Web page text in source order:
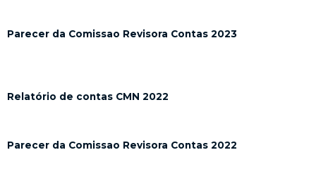
Parecer da Comissao Revisora Contas 2023
Relatório de contas CMN 2022
Parecer da Comissao Revisora Contas 2022